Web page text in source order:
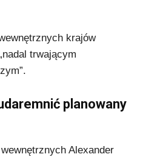
krajów
trwającym
planowany
Alexander